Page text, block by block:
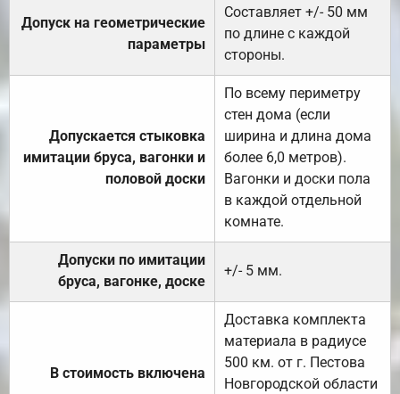
Допуск на геометрические
параметры
Составляет +/- 50 мм
по длине с каждой
стороны.
Допускается стыковка
имитации бруса, вагонки и
половой доски
По всему периметру
стен дома (если
ширина и длина дома
более 6,0 метров).
Вагонки и доски пола
в каждой отдельной
комнате.
Допуски по имитации
бруса, вагонке, доске
+/- 5 мм.
В стоимость включена
Доставка комплекта
материала в радиусе
500 км. от г. Пестова
Новгородской области